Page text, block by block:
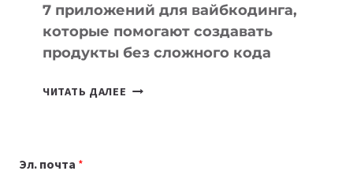
7 приложений для вайбкодинга,
которые помогают создавать
продукты без сложного кода
ЧИТАТЬ ДАЛЕЕ
Эл. почта *